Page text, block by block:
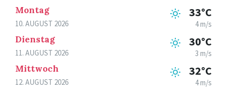
Montag
10. AUGUST 2026
33°C
4 m/s
Dienstag
11. AUGUST 2026
30°C
3 m/s
Mittwoch
12. AUGUST 2026
32°C
4 m/s